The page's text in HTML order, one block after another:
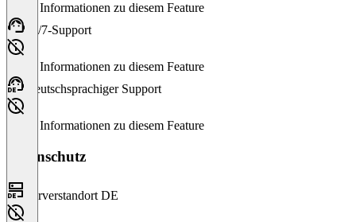
Keine Informationen zu diesem Feature
24/7-Support
Keine Informationen zu diesem Feature
Deutschsprachiger Support
Keine Informationen zu diesem Feature
Datenschutz
Serverstandort DE